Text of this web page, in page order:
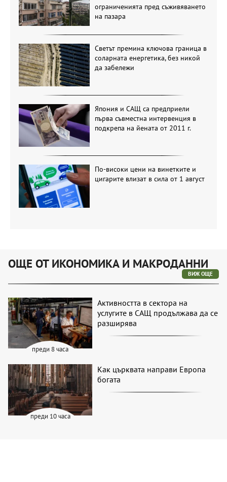
ограниченията пред съживяването
на пазара
Светът премина ключова граница в
соларната енергетика, без никой
да забележи
Япония и САЩ са предприели
първа съвместна интервенция в
подкрепа на йената от 2011 г.
По-високи цени на винетките и
цигарите влизат в сила от 1 август
ОЩЕ ОТ ИКОНОМИКА И МАКРОДАННИ
ВИЖ ОЩЕ
преди 8 часа
Активността в сектора на
услугите в САЩ продължава да се
разширява
преди 10 часа
Как църквата направи Европа
богата